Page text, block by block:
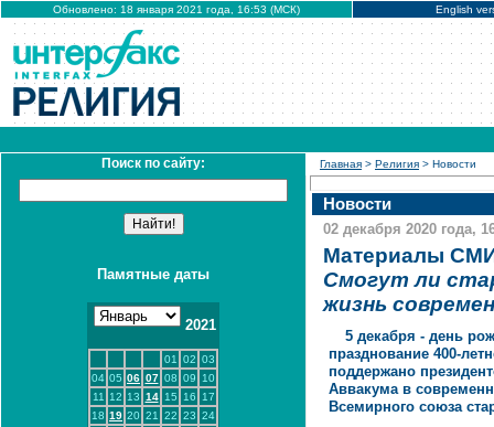
Обновлено: 18 января 2021 года, 16:53 (МСК) English
Поиск по сайту:
Памятные даты
2021
01 02 03
04 05 06 07 08 09
10
11
12 13 14 15 16
17
18 19 20 21 22 23 24
Главная > Религия > Новости
Новости
02 декабря 2020 года,
Материалы
Смогут ли
жизнь
5 декабря - день
празднование 400-
поддержано
Аввакума в
Всемирного союза